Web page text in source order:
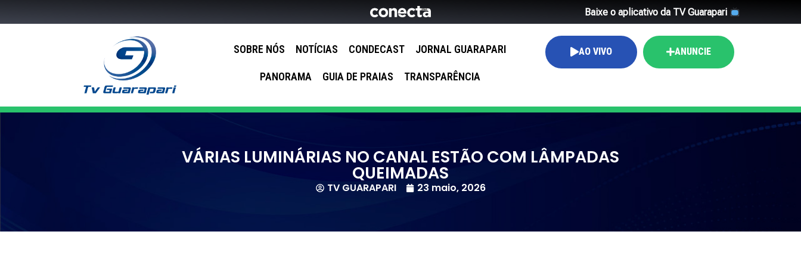
Baixe o aplicativo da TV Guarapari
SOBRE NÓS NOTÍCIAS CONDECAST JORNAL GUARAPARI
PANORAMA GUIA DE PRAIAS TRANSPARÊNCIA
AO VIVO ANUNCIE
VÁRIAS LUMINÁRIAS NO CANAL ESTÃO COM LÂMPADAS
QUEIMADAS
TV GUARAPARI 23 maio, 2026